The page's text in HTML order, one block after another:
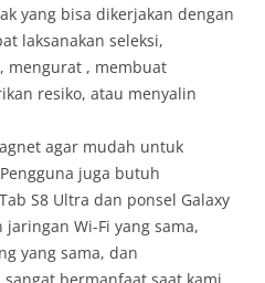
yang bisa dikerjakan dengan
laksanakan seleksi,
mengurat , membuat
resiko, atau menyalin
agar mudah untuk
juga butuh
S8 Ultra dan ponsel Galaxy
Wi-Fi yang sama,
yang sama, dan